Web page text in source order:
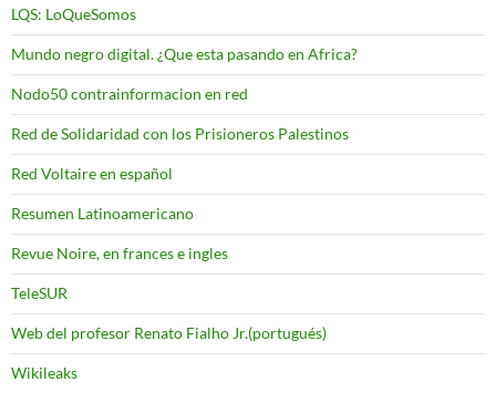
LQS: LoQueSomos
Mundo negro digital. ¿Que esta pasando en Africa?
Nodo50 contrainformacion en red
Red de Solidaridad con los Prisioneros Palestinos
Red Voltaire en español
Resumen Latinoamericano
Revue Noire, en frances e ingles
TeleSUR
Web del profesor Renato Fialho Jr.(portugués)
Wikileaks